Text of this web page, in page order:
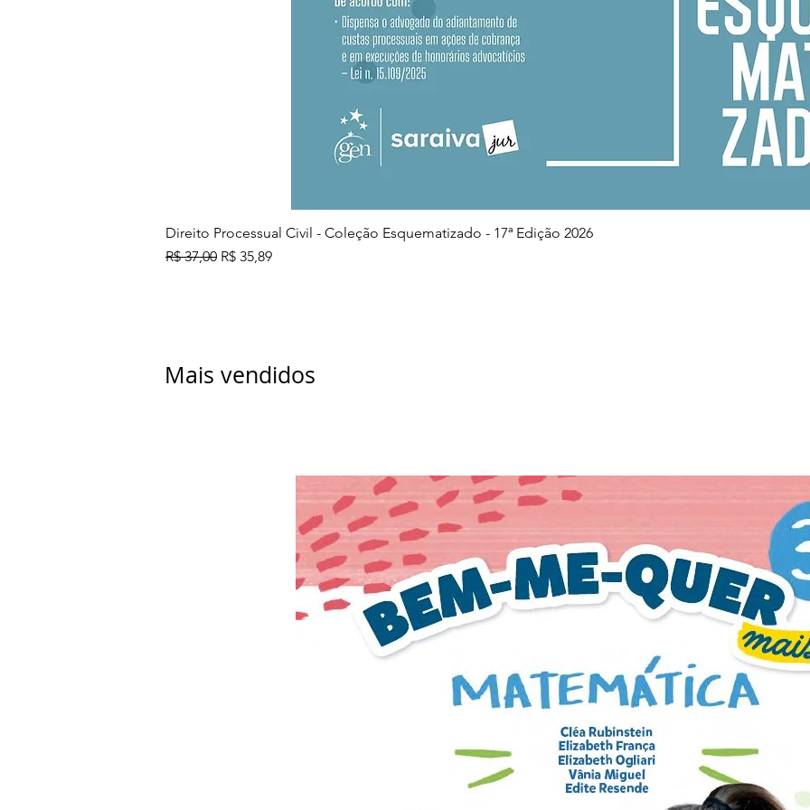
Visualização rápida
Direito Processual Civil - Coleção Esquematizado - 17ª Edição 2026
Preço normal
R$ 37,00 Preço promocional
R$ 35,89
Mais vendidos